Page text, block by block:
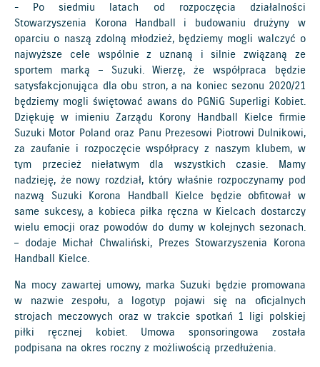
- Po siedmiu latach od rozpoczęcia działalności
Stowarzyszenia Korona Handball i budowaniu drużyny w
oparciu o naszą zdolną młodzież, będziemy mogli walczyć o
najwyższe cele wspólnie z uznaną i silnie związaną ze
sportem marką – Suzuki. Wierzę, że współpraca będzie
satysfakcjonująca dla obu stron, a na koniec sezonu 2020/21
będziemy mogli świętować awans do PGNiG Superligi Kobiet.
Dziękuję w imieniu Zarządu Korony Handball Kielce firmie
Suzuki Motor Poland oraz Panu Prezesowi Piotrowi Dulnikowi,
za zaufanie i rozpoczęcie współpracy z naszym klubem, w
tym przecież niełatwym dla wszystkich czasie. Mamy
nadzieję, że nowy rozdział, który właśnie rozpoczynamy pod
nazwą Suzuki Korona Handball Kielce będzie obfitował w
same sukcesy, a kobieca piłka ręczna w Kielcach dostarczy
wielu emocji oraz powodów do dumy w kolejnych sezonach.
– dodaje Michał Chwaliński, Prezes Stowarzyszenia Korona
Handball Kielce.
Na mocy zawartej umowy, marka Suzuki będzie promowana
w nazwie zespołu, a logotyp pojawi się na oficjalnych
strojach meczowych oraz w trakcie spotkań 1 ligi polskiej
piłki ręcznej kobiet. Umowa sponsoringowa została
podpisana na okres roczny z możliwością przedłużenia.